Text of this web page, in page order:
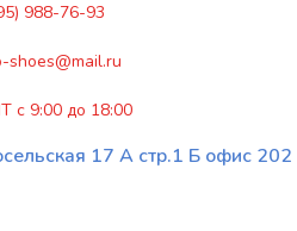
988-76-93
shoes@mail.ru
с 9:00 до 18:00
17 А стр.1 Б офис 202